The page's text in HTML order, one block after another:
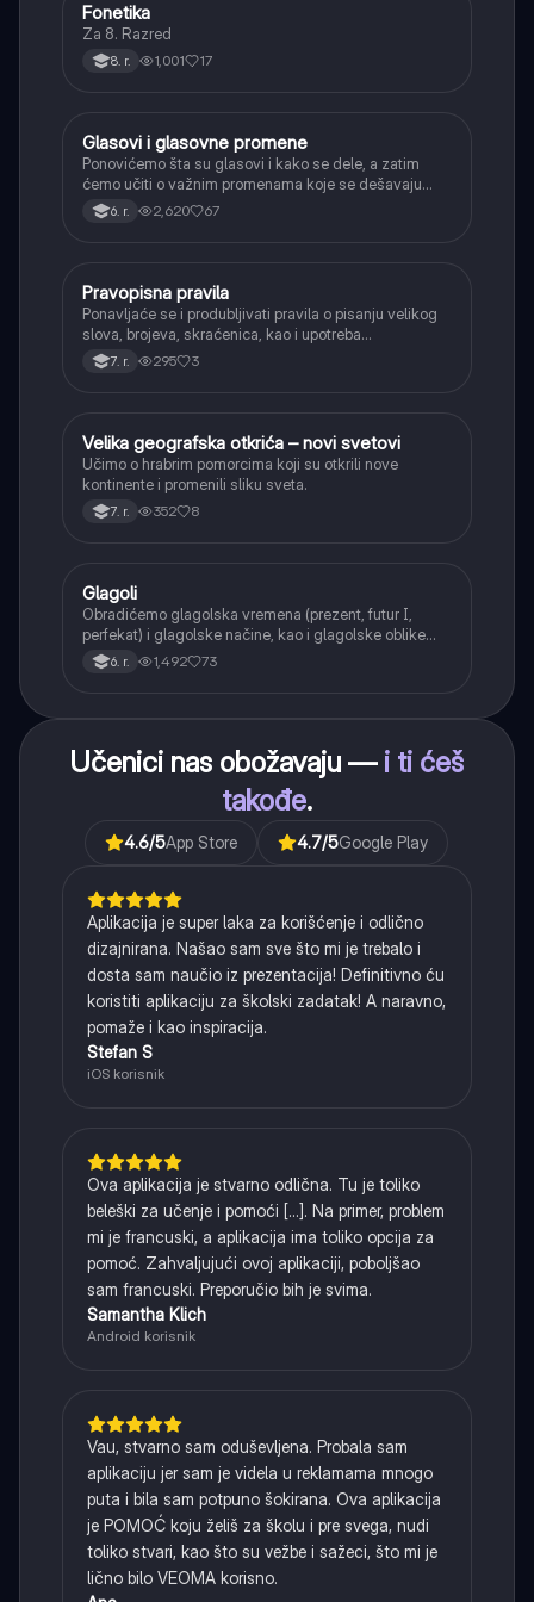
Srpski jezik
Fonetika
Za 8. Razred
8. r. 1,001 17
Srpski jezik
Glasovi i glasovne promene
Ponovićemo šta su glasovi i kako se dele, a zatim
ćemo učiti o važnim promenama koje se dešavaju
kada se glasovi nađu jedan pored drugog u rečima
(npr. jednačenje suglasnika po zvučnosti i mestu
6. r. 2,620 67
Srpski jezik
Pravopisna pravila
Ponavljaće se i produbljivati pravila o pisanju velikog
slova, brojeva, skraćenica, kao i upotreba
interpunkcije, sa posebnim fokusom na zarez u
složenoj rečenici.
7. r. 295 3
Istorija
Velika geografska otkrića – novi svetovi
Učimo o hrabrim pomorcima koji su otkrili nove
kontinente i promenili sliku sveta.
7. r. 352 8
Srpski jezik
Glagoli
Obradićemo glagolska vremena (prezent, futur I,
perfekat) i glagolske načine, kao i glagolske oblike
(infinitiv, glagolski pridevi i prilozi) i glagolski vid
(svršeni i nesvršeni).
6. r. 1,492 73
Učenici nas obožavaju — i ti ćeš
takođe.
4.6/5App Store 4.7/5Google Play
Aplikacija je super laka za korišćenje i odlično
dizajnirana. Našao sam sve što mi je trebalo i
dosta sam naučio iz prezentacija! Definitivno ću
koristiti aplikaciju za školski zadatak! A naravno,
pomaže i kao inspiracija.
Stefan S
iOS korisnik
Ova aplikacija je stvarno odlična. Tu je toliko
beleški za učenje i pomoći [...]. Na primer, problem
mi je francuski, a aplikacija ima toliko opcija za
pomoć. Zahvaljujući ovoj aplikaciji, poboljšao
sam francuski. Preporučio bih je svima.
Samantha Klich
Android korisnik
Vau, stvarno sam oduševljena. Probala sam
aplikaciju jer sam je videla u reklamama mnogo
puta i bila sam potpuno šokirana. Ova aplikacija
je POMOĆ koju želiš za školu i pre svega, nudi
toliko stvari, kao što su vežbe i sažeci, što mi je
lično bilo VEOMA korisno.